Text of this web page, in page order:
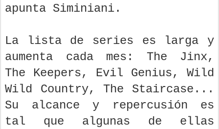
apunta Siminiani.
La lista de series es larga y
aumenta cada mes: The Jinx,
The Keepers, Evil Genius, Wild
Wild Country, The Staircase...
Su alcance y repercusión es
tal que algunas de ellas